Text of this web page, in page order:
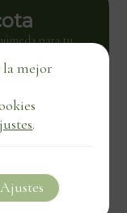
para tu
la mejor
.
Ajustes